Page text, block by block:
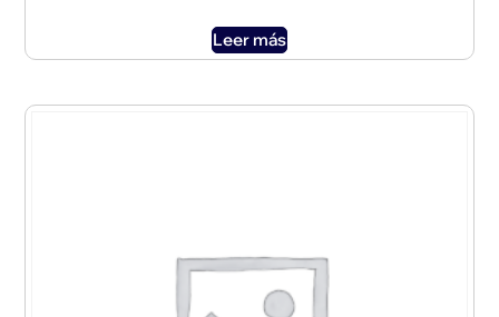
Leer más